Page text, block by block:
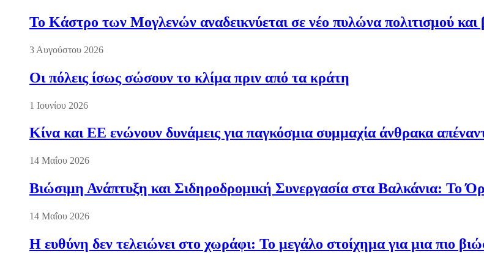
Το Κάστρο των Μογλενών αναδεικνύεται σε νέο πυλώνα πολιτισμού
3 Αυγούστου 2026
Οι πόλεις ίσως σώσουν το κλίμα πριν από τα κράτη
1 Ιουνίου 2026
Κίνα και ΕΕ ενώνουν δυνάμεις για παγκόσμια συμμαχία άνθρακα
14 Μαΐου 2026
Βιώσιμη Ανάπτυξη και Σιδηροδρομική Συνεργασία στα Βαλκάνια: Το
14 Μαΐου 2026
Η ευθύνη δεν τελειώνει στο χωράφι: Το μεγάλο στοίχημα για μια πιο